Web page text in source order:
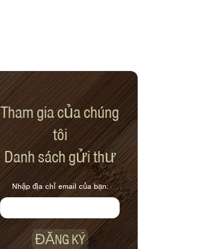
Tham gia của chúng
tôi
Danh sách gửi thư
Nhập địa chỉ email của bạn:
ĐĂNG KÝ